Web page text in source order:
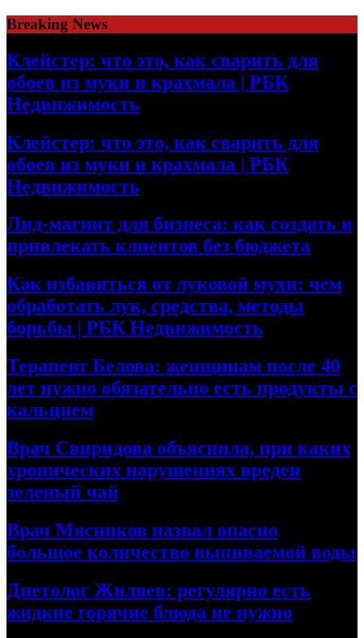
Skip
to
content
Breaking News
Клейстер: что это, как сварить для
обоев из муки и крахмала | РБК
Недвижимость
Клейстер: что это, как сварить для
обоев из муки и крахмала | РБК
Недвижимость
Лид-магнит для бизнеса: как создать и
привлекать клиентов без бюджета
Как избавиться от луковой мухи: чем
обработать лук, средства, методы
борьбы | РБК Недвижимость
Терапевт Белова: женщинам после 40
лет нужно обязательно есть продукты с
кальцием
Врач Свиридова объяснила, при каких
хронических нарушениях вреден
зеленый чай
Врач Мясников назвал опасно
большое количество выпиваемой воды
Диетолог Жиляев: регулярно есть
жидкие горячие блюда не нужно